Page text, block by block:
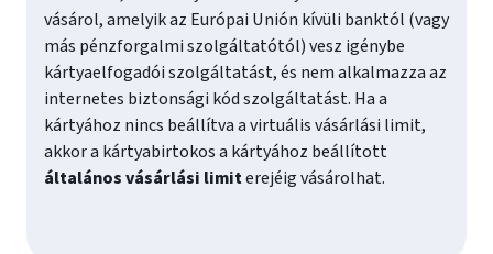
vásárol, amelyik az Európai Unión kívüli banktól (vagy
más pénzforgalmi szolgáltatótól) vesz igénybe
kártyaelfogadói szolgáltatást, és nem alkalmazza az
internetes biztonsági kód szolgáltatást. Ha a
kártyához nincs beállítva a virtuális vásárlási limit,
akkor a kártyabirtokos a kártyához beállított
általános vásárlási limiterejéig vásárolhat.